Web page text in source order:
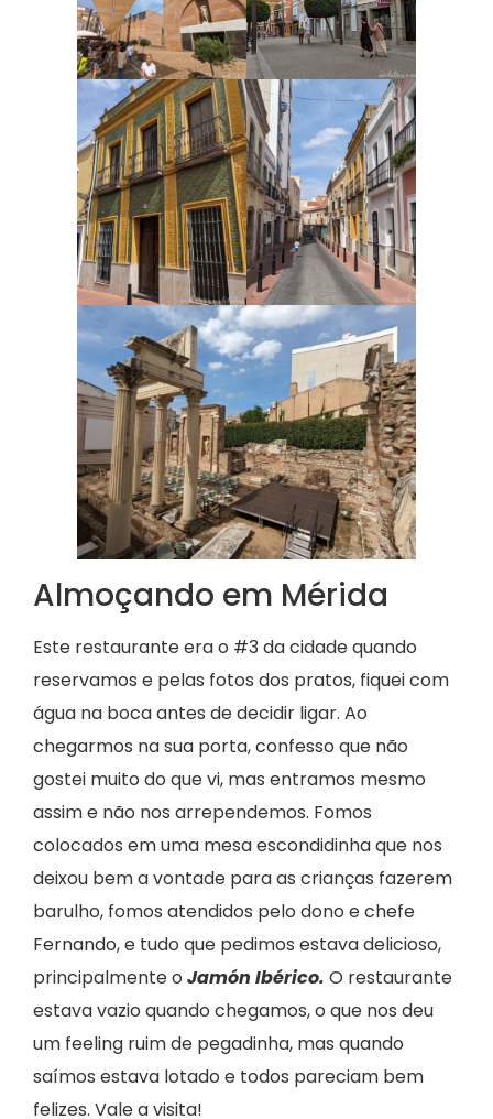
Almoçando em Mérida
Este restaurante era o #3 da cidade quando
reservamos e pelas fotos dos pratos, fiquei com
água na boca antes de decidir ligar. Ao
chegarmos na sua porta, confesso que não
gostei muito do que vi, mas entramos mesmo
assim e não nos arrependemos. Fomos
colocados em uma mesa escondidinha que nos
deixou bem a vontade para as crianças fazerem
barulho, fomos atendidos pelo dono e chefe
Fernando, e tudo que pedimos estava delicioso,
principalmente o Jamón Ibérico. O restaurante
estava vazio quando chegamos, o que nos deu
um feeling ruim de pegadinha, mas quando
saímos estava lotado e todos pareciam bem
felizes. Vale a visita!